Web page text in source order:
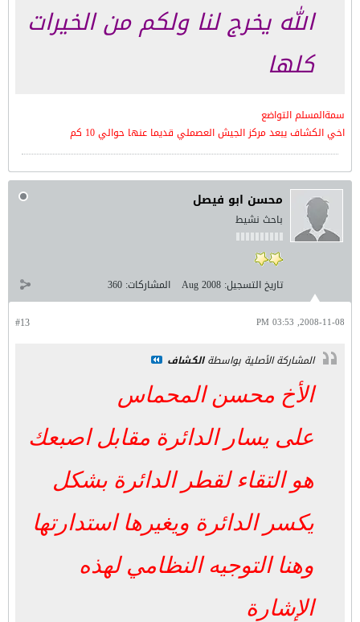
الله يخرج لنا ولكم من الخيرات
كلها
سمةالمسلم التواضع
اخي الكشاف يبعد مركز الجيش العصملي قديما عنها حوالي 10 كم
محسن ابو فيصل
باحث نشيط
تاريخ التسجيل: Aug 2008 المشاركات: 360
#13 2008-11-08, 03:53 PM
المشاركة الأصلية بواسطةالكشاف
الأخ محسن المحماس
على يسار الدائرة مقابل اصبعك
هو التقاء لقطر الدائرة بشكل
يكسر الدائرة ويغيرها استدارتها
وهنا التوجيه النظامي لهذه
الإشارة